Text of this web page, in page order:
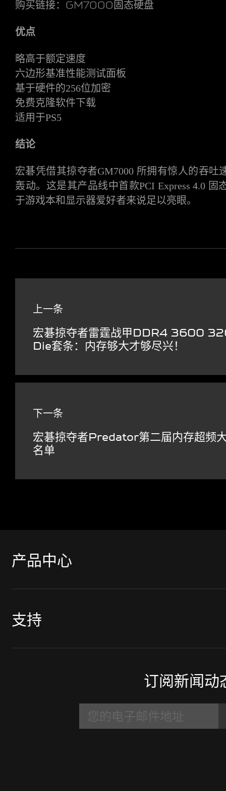
购买链接： GM7000固态硬盘
优点
略高于额定速度
六边形基准性能测试面板
基于硬件的256位加密
免费克隆软件下载
适用于PS5
结论
宏碁凭借其掠夺者GM7000 所拥有惊人的吞吐
轰动。这是其产品线中首款PCI Express 4.0
于游戏本和显示器爱好者来说足以亮眼。
上一条
宏碁掠夺者雷霆战甲DDR4 3600
Die套条：内存够大才够尽兴！
下一条
宏碁掠夺者Predator第二届内存超频
名单
产品中心
PCIE M.2固态硬盘
支持
PREDATOR掠夺
新闻中心
订阅新闻动